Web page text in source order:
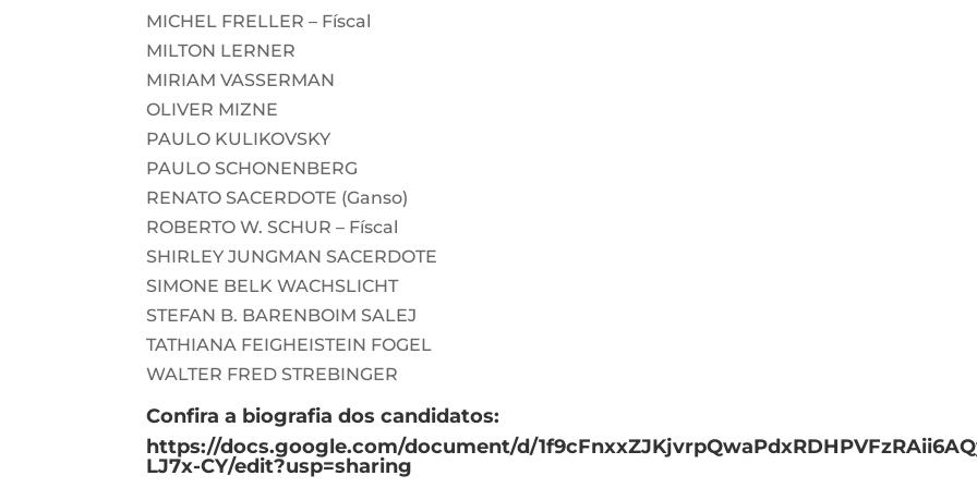
MICHEL FRELLER – Físcal
MILTON LERNER
MIRIAM VASSERMAN
OLIVER MIZNE
PAULO KULIKOVSKY
PAULO SCHONENBERG
RENATO SACERDOTE (Ganso)
ROBERTO W. SCHUR – Físcal
SHIRLEY JUNGMAN SACERDOTE
SIMONE BELK WACHSLICHT
STEFAN B. BARENBOIM SALEJ
TATHIANA FEIGHEISTEIN FOGEL
WALTER FRED STREBINGER
Confira a biografia dos candidatos:
https://docs.google.com/document/d/
LJ7x-CY/edit?usp=sharing